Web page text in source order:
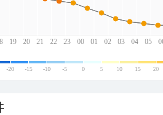
19 20 21 22 23 00 01 02 03 04 05
-20 -15 -10 -5 0 5 10 15 20